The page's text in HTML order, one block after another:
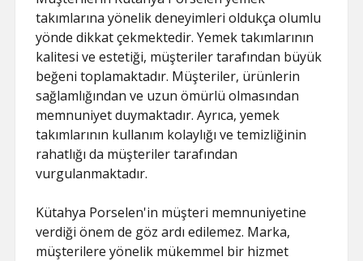
takımlarına yönelik deneyimleri oldukça olumlu
yönde dikkat çekmektedir. Yemek takımlarının
kalitesi ve estetiği, müşteriler tarafından büyük
beğeni toplamaktadır. Müşteriler, ürünlerin
sağlamlığından ve uzun ömürlü olmasından
memnuniyet duymaktadır. Ayrıca, yemek
takımlarının kullanım kolaylığı ve temizliğinin
rahatlığı da müşteriler tarafından
vurgulanmaktadır.
Kütahya Porselen'in müşteri memnuniyetine
verdiği önem de göz ardı edilemez. Marka,
müşterilere yönelik mükemmel bir hizmet